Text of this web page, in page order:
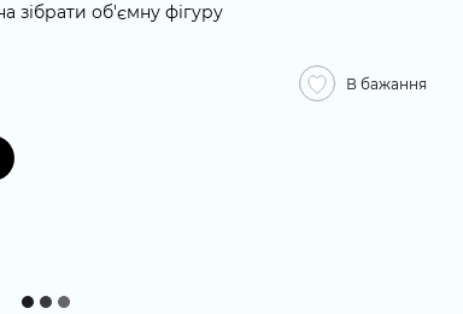
зібрати об'ємну фігуру
В бажання